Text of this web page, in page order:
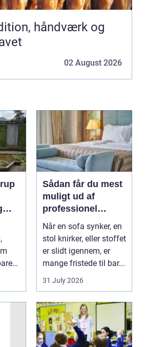
håndværk og
02 August 2026
Sådan får du mest
muligt ud af
professionel
møbelpolstring
Når en sofa synker, en
stol knirker, eller stoffet
er slidt igennem, er
mange fristede til bar...
31 July 2026